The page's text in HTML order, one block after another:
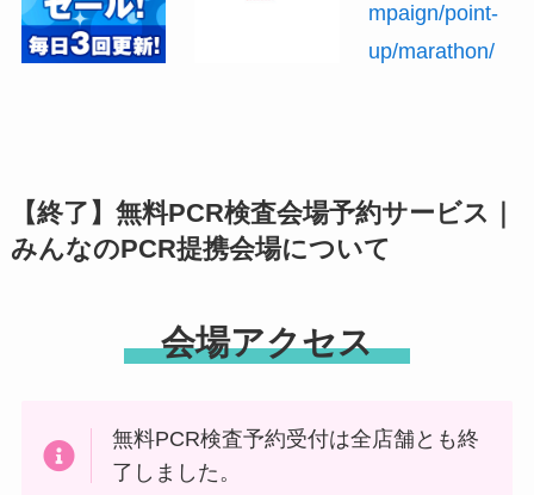
mpaign/point-
up/marathon/
【終了】無料PCR検査会場予約サービス｜
みんなのPCR提携会場について
会場アクセス
無料PCR検査予約受付は全店舗とも終
了しました。